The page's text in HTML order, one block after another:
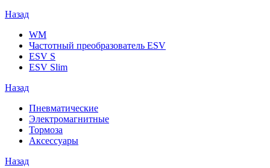
Назад
WM
Частотный преобразователь ESV
ESV S
ESV Slim
Назад
Пневматические
Электромагнитные
Тормоза
Аксессуары
Назад